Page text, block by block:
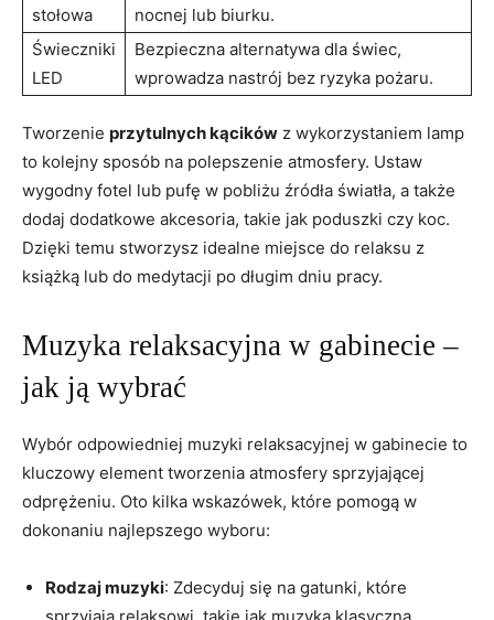
stołowa
nocnej lub biurku.
Świeczniki
LED
Bezpieczna alternatywa dla świec,
wprowadza nastrój bez ryzyka pożaru.
Tworzenie przytulnych kącików z wykorzystaniem lamp
to kolejny sposób na polepszenie atmosfery. Ustaw
wygodny fotel lub pufę w pobliżu źródła światła, a także
dodaj dodatkowe akcesoria, takie jak poduszki czy koc.
Dzięki temu stworzysz idealne miejsce do relaksu z
książką lub do medytacji po długim dniu pracy.
Muzyka relaksacyjna w gabinecie –
jak ją wybrać
Wybór odpowiedniej muzyki relaksacyjnej w gabinecie to
kluczowy element tworzenia atmosfery sprzyjającej
odprężeniu. Oto kilka wskazówek, które pomogą w
dokonaniu najlepszego wyboru:
Rodzaj muzyki: Zdecyduj się na gatunki, które